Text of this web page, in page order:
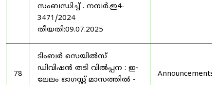
സംബന്ധിച്ച് . നമ്പർ.ഇ4-
3471/2024
തീയതി:09.07.2025
78
ടിംബർ സെയിൽസ്
ഡിവിഷൻ തടി വിൽപ്പന : ഇ-
ലേലം ഓഗസ്റ്റ് മാസത്തിൽ -
Announcements